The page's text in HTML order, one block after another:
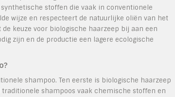
stoffen die vaak in conventionele
wijze en respecteert de natuurlijke oliën van het
keuze voor biologische haarzeep bij aan een
zijn en de productie een lagere ecologische
shampoo. Ten eerste is biologische haarzeep
shampoos vaak chemische stoffen en